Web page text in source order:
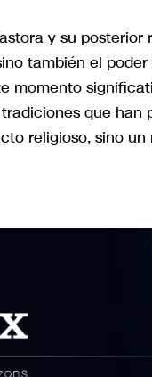
y su
también el
momento
que
religioso, sino